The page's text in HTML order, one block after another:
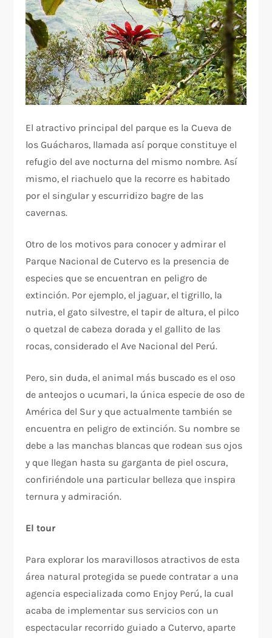
El atractivo principal del parque es la Cueva de
los Guácharos, llamada así porque constituye el
refugio del ave nocturna del mismo nombre. Así
mismo, el riachuelo que la recorre es habitado
por el singular y escurridizo bagre de las
cavernas.
Otro de los motivos para conocer y admirar el
Parque Nacional de Cutervo es la presencia de
especies que se encuentran en peligro de
extinción. Por ejemplo, el jaguar, el tigrillo, la
nutria, el gato silvestre, el tapir de altura, el pilco
o quetzal de cabeza dorada y el gallito de las
rocas, considerado el Ave Nacional del Perú.
Pero, sin duda, el animal más buscado es el oso
de anteojos o ucumari, la única especie de oso de
América del Sur y que actualmente también se
encuentra en peligro de extinción. Su nombre se
debe a las manchas blancas que rodean sus ojos
y que llegan hasta su garganta de piel oscura,
confiriéndole una particular belleza que inspira
ternura y admiración.
El tour
Para explorar los maravillosos atractivos de esta
área natural protegida se puede contratar a una
agencia especializada como Enjoy Perú, la cual
acaba de implementar sus servicios con un
espectacular recorrido guiado a Cutervo, aparte